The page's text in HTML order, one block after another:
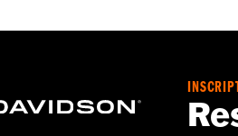
– Go towww.h-d.com/